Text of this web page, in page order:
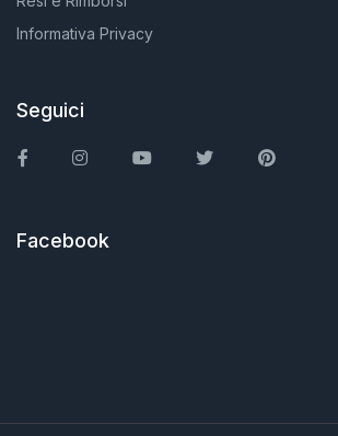
Informativa Privacy
Seguici
FacebookInstagramYou TubeTwitter Pinterest
Facebook